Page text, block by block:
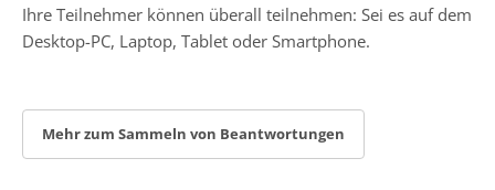
Ihre Teilnehmer können überall teilnehmen: Sei es auf dem
Desktop-PC, Laptop, Tablet oder Smartphone.
Mehr zum Sammeln von Beantwortungen